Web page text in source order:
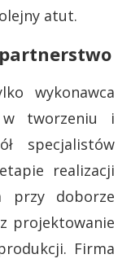
atut.
wykonawca
tworzeniu i
specjalistów
realizacji
przy doborze
projektowanie
Firma